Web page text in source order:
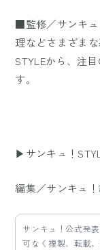
■監修／サンキュ
理などさまざま
STYLEから、注
す。
▶サンキュ！
編集／サンキュ
サンキュ！公式発
可なく複製、転載